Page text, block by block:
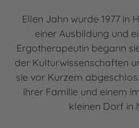
Ellen Jahn wurde 1977 in
einer Ausbildung und
Ergotherapeutin begann
der Kulturwissenschaften
sie vor Kurzem
ihrer Familie und einem
kleinen Dorf in